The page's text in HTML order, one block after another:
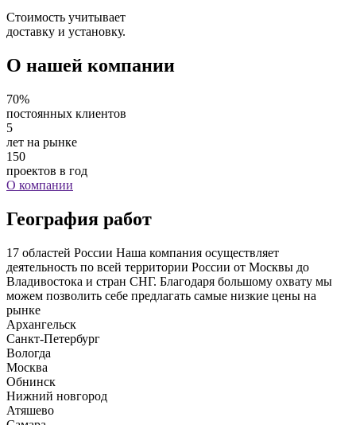
Стоимость учитывает
доставку и установку.
О нашей компании
70%
постоянных клиентов
5
лет на рынке
150
проектов в год
О компании
География работ
17 областей России Наша компания осуществляет
деятельность по всей территории России от Москвы до
Владивостока и стран СНГ. Благодаря большому охвату мы
можем позволить себе предлагать самые низкие цены на
рынке
Архангельск
Санкт-Петербург
Вологда
Москва
Обнинск
Нижний новгород
Атяшево